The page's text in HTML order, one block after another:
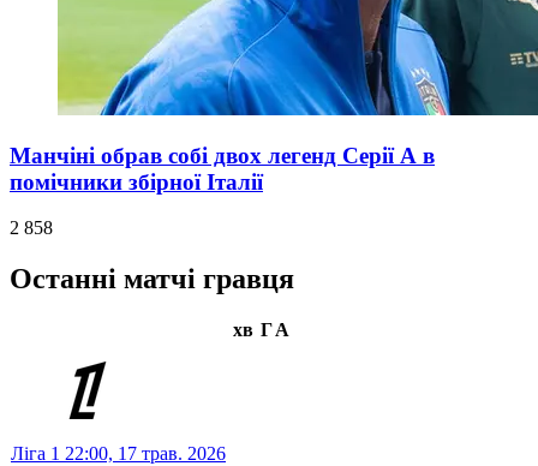
Манчіні обрав собі двох легенд Серії А в
помічники збірної Італії
2 858
Останні матчі гравця
хв ГА
Ліга 1 22:00, 17 трав. 2026